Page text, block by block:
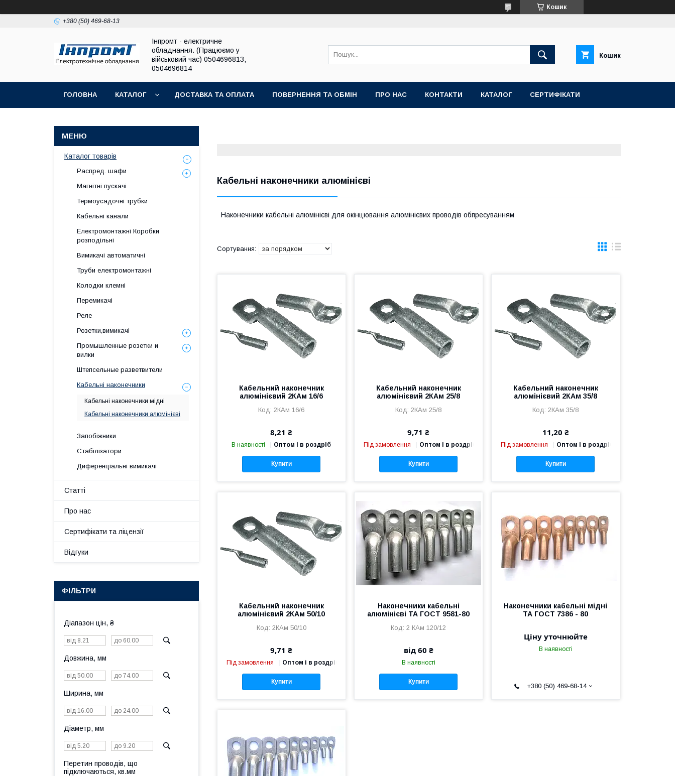
Кошик
+380 (50) 469-68-13
Інпромт - електричне
обладнання. (Працюємо у
військовий час) 0504696813,
0504696814
Кошик
ГОЛОВНА КАТАЛОГ ДОСТАВКА ТА ОПЛАТА ПОВЕРНЕННЯ ТА ОБМІН ПРО НАС КОНТАКТИ КАТАЛОГ СЕРТИФІКАТИ
Кабельні наконечники алюмінієві
Наконечники кабельні алюмінієві для окінцювання алюмінієвих проводів обпресуванням
Кабельний наконечник
алюмінієвий 2КАм 16/6
2КАм 16/6
8,21 ₴
В наявності Оптом і в роздріб
Купити
Кабельний наконечник
алюмінієвий 2КАм 25/8
2КАм 25/8
9,71 ₴
Під замовлення Оптом і в роздріб
Купити
Кабельний наконечник
алюмінієвий 2КАм 35/8
2КАм 35/8
11,20 ₴
Під замовлення Оптом і в роздріб
Купити
Кабельний наконечник
алюмінієвий 2КАм 50/10
2КАм 50/10
9,71 ₴
Під замовлення Оптом і в роздріб
Купити
Наконечники кабельні
алюмінієві ТА ГОСТ 9581-80
2 КАм 120/12
від 60 ₴
В наявності
Купити
Наконечники кабельні мідні
ТА ГОСТ 7386 - 80
Ціну уточнюйте
В наявності
+380 (50) 469-68-14
Каталог товарів
Распред. шафи
Магнітні пускачі
Термоусадочні трубки
Кабельні канали
Електромонтажні Коробки
розподільні
Вимикачі автоматичні
Труби електромонтажні
Колодки клемні
Перемикачі
Реле
Розетки,вимикачі
Промышленные розетки и
вилки
Штепсельные разветвители
Кабельні наконечники
Кабельні наконечники мідні
Кабельні наконечники алюмінієві
Запобіжники
Стабілізатори
Диференціальні вимикачі
Статті
Про нас
Сертифікати та ліцензії
Відгуки
ФІЛЬТРИ
Діапазон цін, ₴
Довжина, мм
Ширина, мм
Діаметр, мм
Перетин проводів, що
підключаються, кв.мм